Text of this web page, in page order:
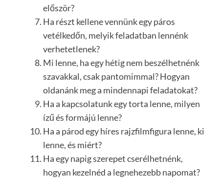
először?
Ha részt kellene vennünk egy páros
vetélkedőn, melyik feladatban lennénk
verhetetlenek?
Mi lenne, ha egy hétig nem beszélhetnénk
szavakkal, csak pantomimmal? Hogyan
oldanánk meg a mindennapi feladatokat?
Ha a kapcsolatunk egy torta lenne, milyen
ízű és formájú lenne?
Ha a párod egy híres rajzfilmfigura lenne, ki
lenne, és miért?
Ha egy napig szerepet cserélhetnénk,
hogyan kezelnéd a legnehezebb napomat?